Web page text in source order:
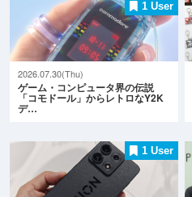
1 User
2026.07.30(Thu)
ゲーム・コンピュータ界の伝説
「コモドール」からレトロなY2K
デ…
1 User